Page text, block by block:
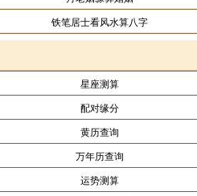
铁笔居士看风水算八字
星座测算
配对缘分
黄历查询
万年历查询
运势测算